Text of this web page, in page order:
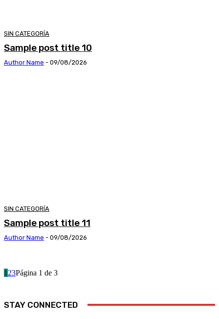
SIN CATEGORÍA
Sample post title 10
Author Name - 09/08/2026
SIN CATEGORÍA
Sample post title 11
Author Name - 09/08/2026
1 23Página 1 de 3
STAY CONNECTED